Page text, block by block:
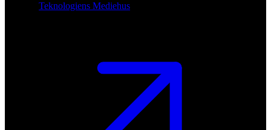
Teknologiens Mediehus